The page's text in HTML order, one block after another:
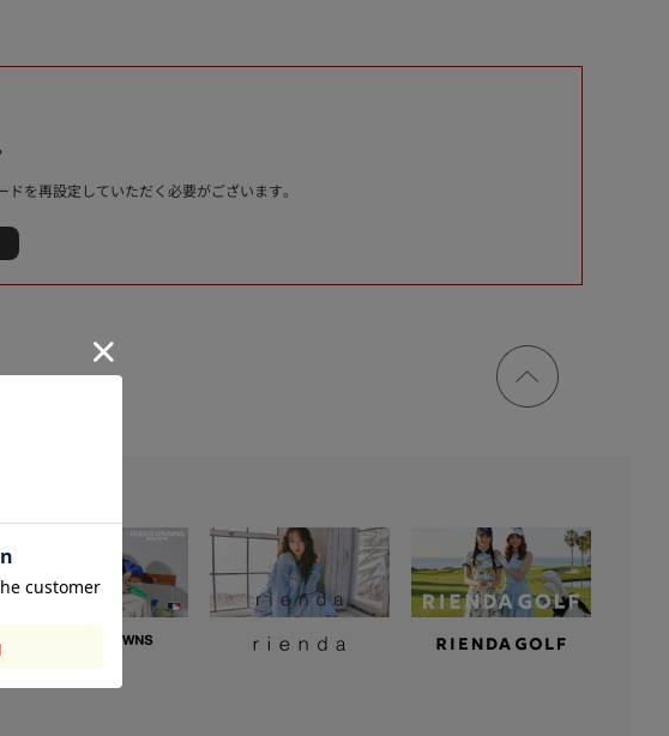
を再設定していただく必要がございます。
ページ
トップ